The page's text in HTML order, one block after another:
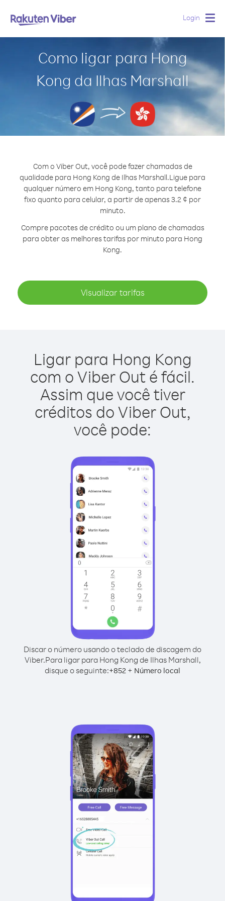
Login
Como ligar para Hong
Kong da Ilhas Marshall
Com o Viber Out, você pode fazer chamadas de
qualidade para Hong Kong de Ilhas Marshall.Ligue para
qualquer número em Hong Kong, tanto para telefone
fixo quanto para celular, a partir de apenas 3.2 ¢ por
minuto.
Compre pacotes de crédito ou um plano de chamadas
para obter as melhores tarifas por minuto para Hong
Kong.
Visualizar tarifas
Ligar para Hong Kong
com o Viber Out é fácil.
Assim que você tiver
créditos do Viber Out,
você pode:
Discar o número usando o teclado de discagem do
Viber.Para ligar para Hong Kong de Ilhas Marshall,
disque o seguinte:+852 + Número local